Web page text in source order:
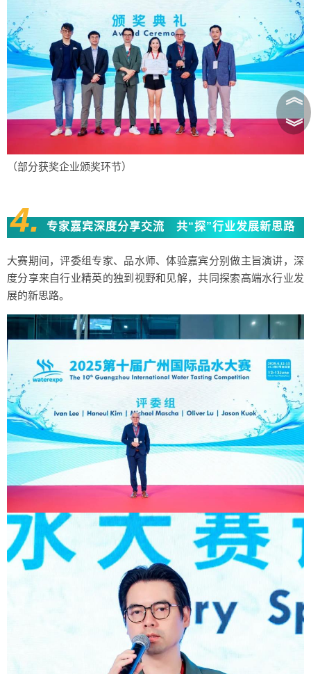
（部分获奖企业颁奖环节）
4. 专家嘉宾深度分享交流 共“探”行业发展新思路
大赛期间，评委组专家、品水师、体验嘉宾分别做主旨演讲，深
度分享来自行业精英的独到视野和见解，共同探索高端水行业发
展的新思路。
︽
︾